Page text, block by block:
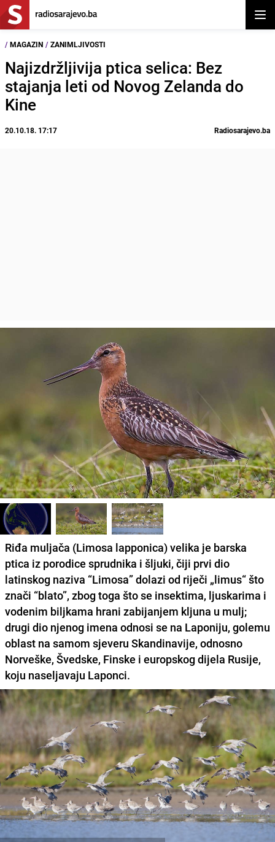
/ MAGAZIN / ZANIMLJIVOSTI
Najizdržljivija ptica selica: Bez
stajanja leti od Novog Zelanda do
Kine
20.10.18. 17:17 Radiosarajevo.ba
Riđa muljača (Limosa lapponica) velika je barska
ptica iz porodice sprudnika i šljuki, čiji prvi dio
latinskog naziva “Limosa” dolazi od riječi „limus“ što
znači “blato”, zbog toga što se insektima, ljuskarima i
vodenim biljkama hrani zabijanjem kljuna u mulj;
drugi dio njenog imena odnosi se na Laponiju, golemu
oblast na samom sjeveru Skandinavije, odnosno
Norveške, Švedske, Finske i europskog dijela Rusije,
koju naseljavaju Laponci.